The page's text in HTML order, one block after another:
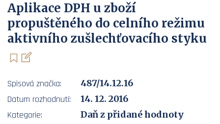
Aplikace DPH u zboží
propuštěného do celního režimu
aktivního zušlechťovacího styku
Spisová značka:
487/14.12.16
Datum rozhodnutí:
14. 12. 2016
Kategorie:
Daň z přidané hodnoty